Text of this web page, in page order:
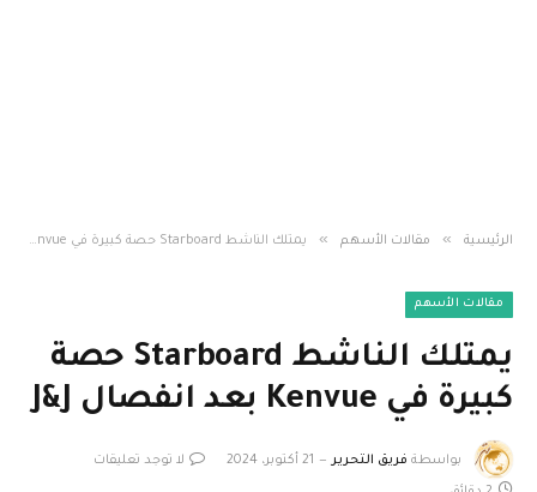
الرئيسية » مقالات الأسهم » يمتلك الناشط Starboard حصة كبيرة في Kenvue بعد انفصال J&J
مقالات الأسهم
يمتلك الناشط Starboard حصة
كبيرة في Kenvue بعد انفصال J&J
بواسطة فريق التحرير 21 أكتوبر، 2024 لا توجد تعليقات